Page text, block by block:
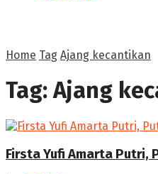
Home Tag Ajang kecantikan
Tag:Ajang
Firsta Yufi Amarta Putri,